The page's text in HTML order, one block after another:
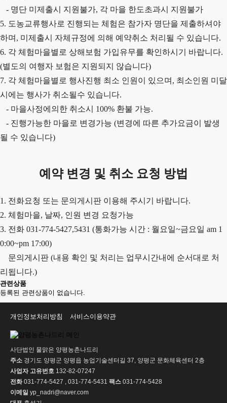
- 명단 미제출시 지원불가, 각 마을 한도초과시 지원불가
5. 도농교류행사로 진행되는 체험은 참가자 명단을 제출하셔야
하며, 미제출시 자체규정에 의해 예약취소 처리될 수 있습니다.
6. 각 체험마을별로 상해보험 가입유무를 확인하시기 바랍니다.
(별도의 여행자 보험은 지원되지 않습니다)
7. 각 체험마을별로 행사진행 최소 인원이 있으며, 최소인원 미달
시에는 행사가 취소될수 있습니다.
- 마을사정에의한 취소시 100% 환불 가능.
- 진행가능한 마을로 변경가능 (변경에 따른 추가요금이 발생
될 수 있습니다)
예약 변경 및 취소 요청 방법
1. 전화요청 또는 문의게시판 이용해 주시기 바랍니다.
2. 체험마을, 날짜, 인원 변경 요청가능
3. 전화 031-774-5427,5431 (통화가능 시간 : 월요일~금요일 am 1
0:00~pm 17:00)
문의게시판 (내용 확인 및 처리는 업무시간내에 순서대로 처
리됩니다.)
관련상품
등록된 관련상품이 없습니다.
개인정보처리방침 서비스이용약관
사단법인 물맑은 양평농촌나드리
주소 경기도 양평군 양평읍 농업기술센터길 37, 양평군 문화체육센터 2층
사업자 고유번호 132-82-07247
전화031-774-5427 , 031-774-5431 팩스 031-774-5428
이메일 yp_nadri@naver.com